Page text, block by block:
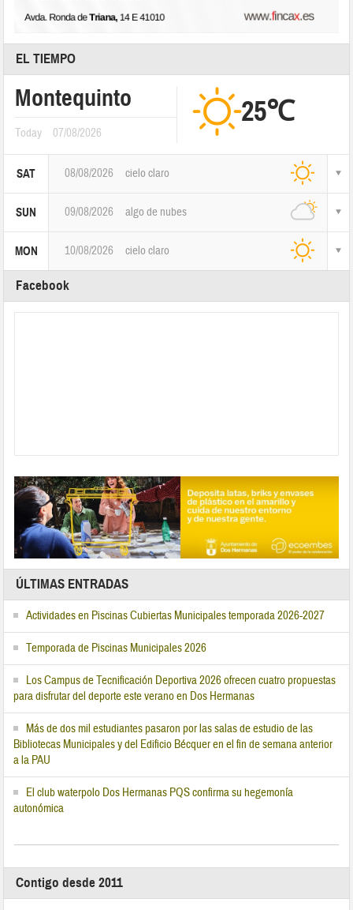
EL TIEMPO
Montequinto
Today 07/08/2026
25℃
SAT 08/08/2026 cielo claro
SUN 09/08/2026 algo de nubes
MON 10/08/2026 cielo claro
Facebook
ÚLTIMAS ENTRADAS
Actividades en Piscinas Cubiertas Municipales temporada 2026-2027
Temporada de Piscinas Municipales 2026
Los Campus de Tecnificación Deportiva 2026 ofrecen cuatro propuestas
para disfrutar del deporte este verano en Dos Hermanas
Más de dos mil estudiantes pasaron por las salas de estudio de las
Bibliotecas Municipales y del Edificio Bécquer en el fin de semana anterior
a la PAU
El club waterpolo Dos Hermanas PQS confirma su hegemonía
autonómica
Contigo desde 2011